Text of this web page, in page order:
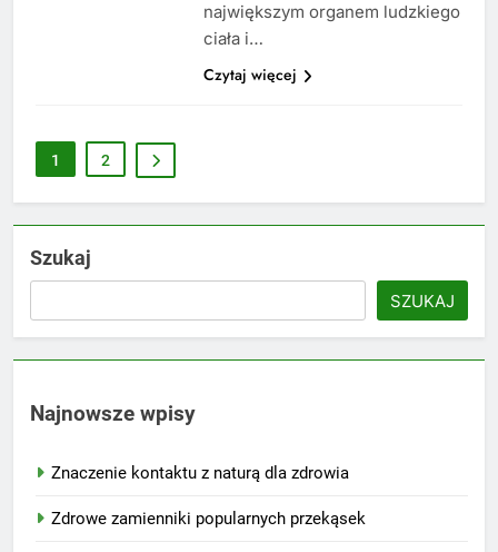
największym organem ludzkiego
ciała i…
Czytaj więcej
1 2
Szukaj
SZUKAJ
Najnowsze wpisy
Znaczenie kontaktu z naturą dla zdrowia
Zdrowe zamienniki popularnych przekąsek